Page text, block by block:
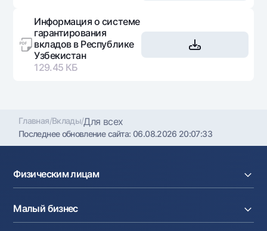
Информация о системе
гарантирования
вкладов в Республике
Узбекистан
129.45 КБ
Главная/Вклады/Для всех
Последнее обновление сайта:06.08.2026 20:07:33
Физическим лицам
Вклады
Карты
Малый бизнес